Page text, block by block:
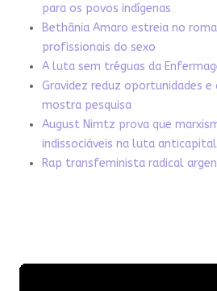
para os povos indígenas
Bethânia Amaro estreia no
profissionais do sexo
A luta sem tréguas da
Gravidez reduz oportunidades
mostra pesquisa
August Nimtz prova que
indissociáveis na luta
Rap transfeminista radical